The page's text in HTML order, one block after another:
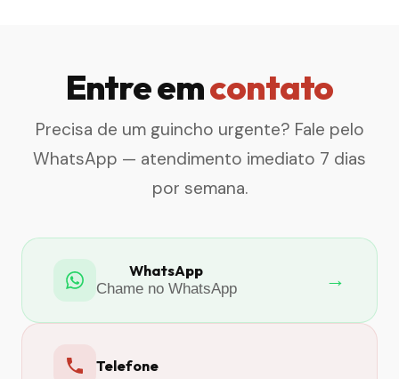
Entre emcontato
Precisa de um guincho urgente? Fale pelo
WhatsApp — atendimento imediato 7 dias
por semana.
WhatsApp
Chame no WhatsApp
→
Telefone